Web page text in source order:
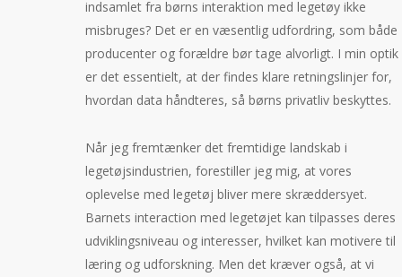
indsamlet fra børns interaktion med legetøy ikke
misbruges? Det er en væsentlig udfordring, som både
producenter og forældre bør tage alvorligt. I min optik
er det essentielt, at der findes klare retningslinjer for,
hvordan data håndteres, så børns privatliv beskyttes.
Når jeg fremtænker det fremtidige landskab i
legetøjsindustrien, forestiller jeg mig, at vores
oplevelse med legetøj bliver mere skræddersyet.
Barnets interaction med legetøjet kan tilpasses deres
udviklingsniveau og interesser, hvilket kan motivere til
læring og udforskning. Men det kræver også, at vi